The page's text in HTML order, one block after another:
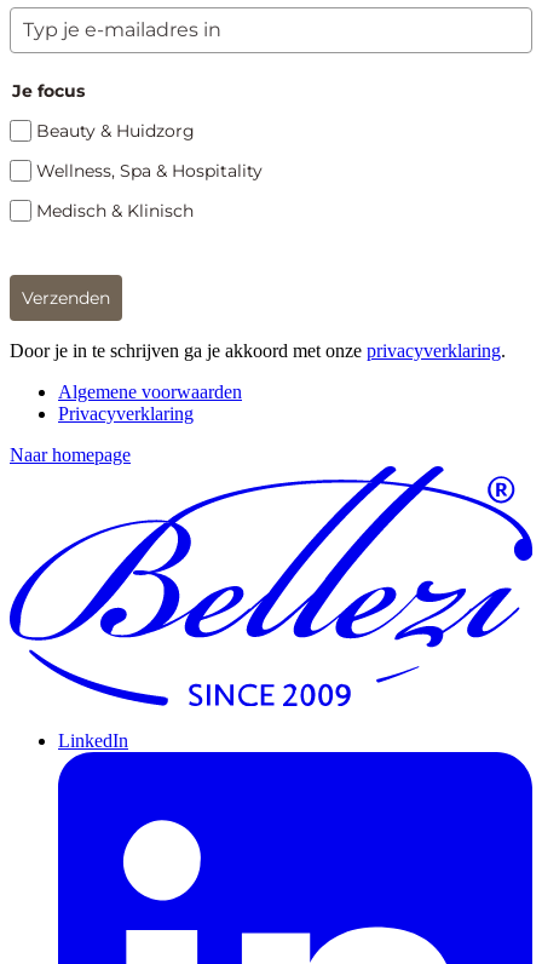
Je focus
Beauty & Huidzorg
Wellness, Spa & Hospitality
Medisch & Klinisch
Verzenden
Door je in te schrijven ga je akkoord met onze privacyverklaring.
Algemene voorwaarden
Privacyverklaring
Naar homepage
LinkedIn